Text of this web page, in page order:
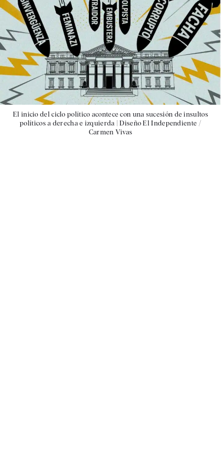
El inicio del ciclo político acontece con una sucesión de insultos
políticos a derecha e izquierda |Diseño El Independiente /
Carmen Vivas